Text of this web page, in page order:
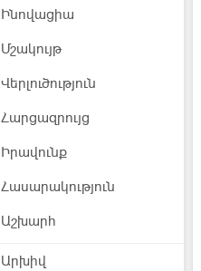
Ինովացիա
Մշակույթ
Վերլուծություն
Հարցազրույց
Իրավունք
Հասարակություն
Աշխարհ
Արխիվ